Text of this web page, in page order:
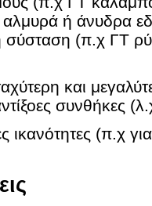
αλμυρά ή άνυδρα
σύσταση (π.χ ΓΤ
και
συνθήκες
ικανότητες (π.χ